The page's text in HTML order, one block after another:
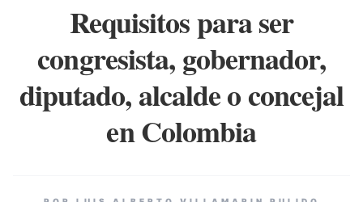
Requisitos para ser
congresista, gobernador,
diputado, alcalde o concejal
en Colombia